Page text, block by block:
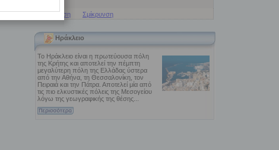
Μεγέθυνση Σμίκρυνση
Ηράκλειο
Το Ηράκλειο είναι η πρωτεύουσα πόλη
της Κρήτης και αποτελεί την πέμπτη
μεγαλύτερη πόλη της Ελλάδας ύστερα
από την Αθήνα, τη Θεσσαλονίκη, τον
Πειραιά και την Πάτρα. Αποτελεί μία από
τις πιο ελκυστικές πόλεις της Μεσογείου
λόγω της γεωγραφικής της θέσης...